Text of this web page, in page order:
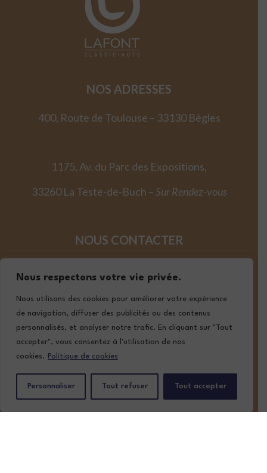
Nous respectons votre vie privée.
Nous utilisons des cookies pour améliorer votre expérience
de navigation, diffuser des publicités ou des contenus
personnalisés, et analyser notre trafic. En cliquant sur "Tout
accepter", vous consentez à l'utilisation de nos
cookies.
Politique de cookies
Personnaliser Tout refuser Tout accepter
NOS ADRESSES
400, Route de Toulouse – 33130 Bègles
1175, Av. du Parc des Expositions,
33260 La Teste-de-Buch –Sur Rendez-vous
NOUS CONTACTER
SUIVEZ-NOUS